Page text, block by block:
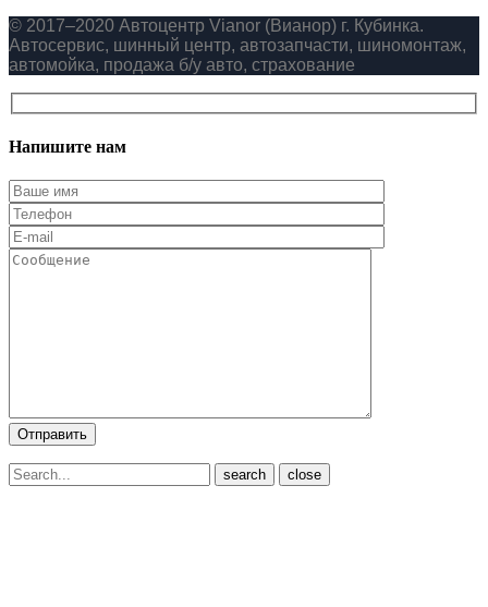
© 2017–2020 Автоцентр Vianor (Вианор) г. Кубинка.
Автосервис, шинный центр, автозапчасти, шиномонтаж,
автомойка, продажа б/у авто, страхование
Напишите нам
close